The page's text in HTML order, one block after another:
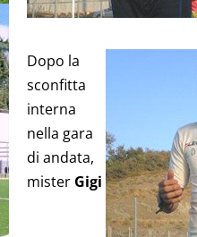
Dopo la
sconfitta
interna
nella gara
di andata,
mister Gigi